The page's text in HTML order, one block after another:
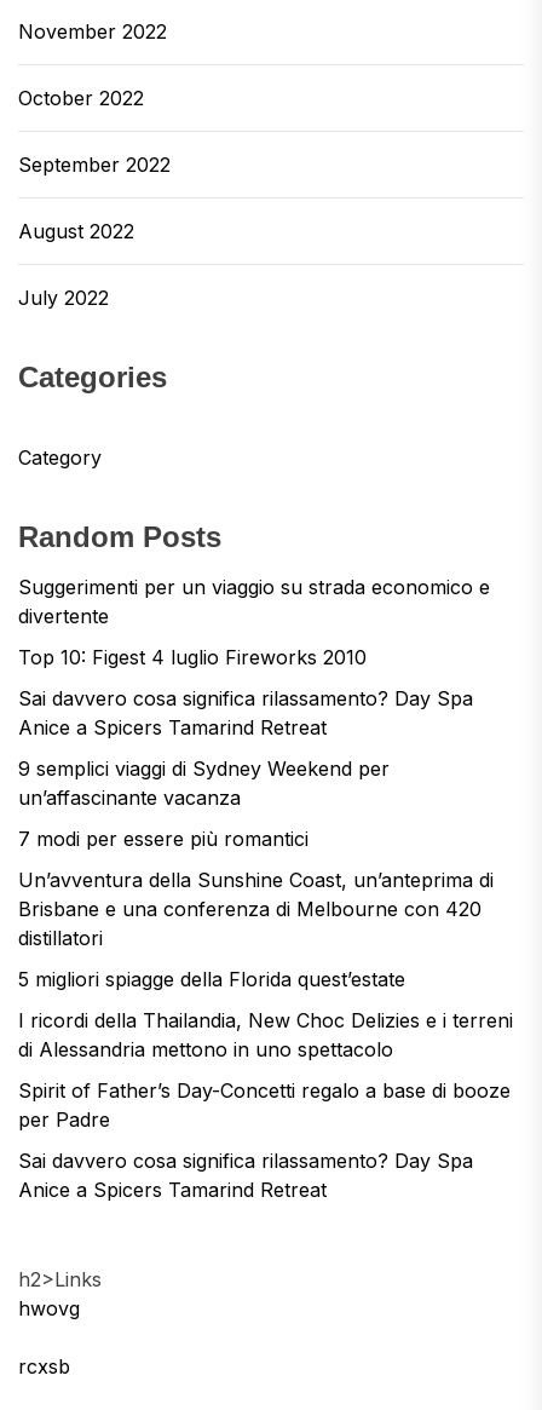
November 2022
October 2022
September 2022
August 2022
July 2022
Categories
Category
Random Posts
Suggerimenti per un viaggio su strada economico e
divertente
Top 10: Figest 4 luglio Fireworks 2010
Sai davvero cosa significa rilassamento? Day Spa
Anice a Spicers Tamarind Retreat
9 semplici viaggi di Sydney Weekend per
un’affascinante vacanza
7 modi per essere più romantici
Un’avventura della Sunshine Coast, un’anteprima di
Brisbane e una conferenza di Melbourne con 420
distillatori
5 migliori spiagge della Florida quest’estate
I ricordi della Thailandia, New Choc Delizies e i terreni
di Alessandria mettono in uno spettacolo
Spirit of Father’s Day-Concetti regalo a base di booze
per Padre
Sai davvero cosa significa rilassamento? Day Spa
Anice a Spicers Tamarind Retreat
h2>Links
hwovg
rcxsb